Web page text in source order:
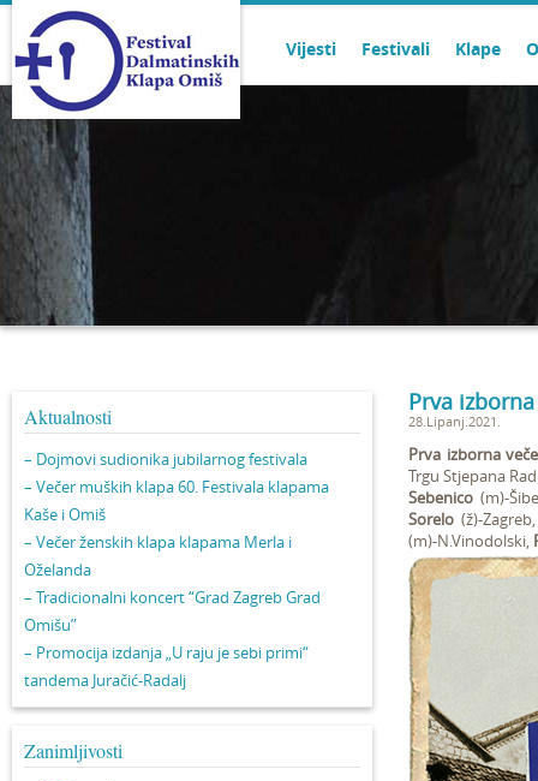
Vijesti Festivali Klape
Aktualnosti
– Dojmovi sudionika jubilarnog festivala
– Večer muških klapa 60. Festivala klapama
Kaše i Omiš
– Večer ženskih klapa klapama Merla i
Oželanda
– Tradicionalni koncert “Grad Zagreb Grad
Omišu”
– Promocija izdanja „U raju je sebi primi“
tandema Juračić-Radalj
Zanimljivosti
Prva
28.Lipanj.2021.
Prva izborna
Trgu Stjepana
Sebenico (m)-
Sorelo (ž)-
(m)-N.Vinodolski,